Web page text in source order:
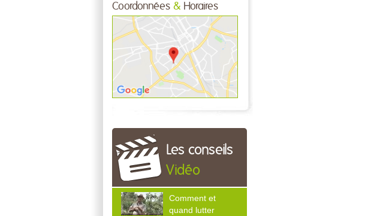
Coordonnées & Horaires
Les conseils
Vidéo
Comment et
quand lutter